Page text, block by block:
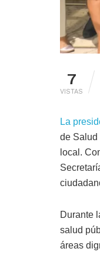
7
VISTAS
La
de Salud
local.
Durante
salud
áreas